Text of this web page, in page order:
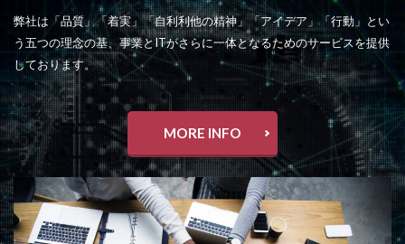
弊社は「品質」「着実」「自利利他の精神」「アイデア」「行動」とい
う五つの理念の基、事業とITがさらに一体となるためのサービスを提供
しております。
MORE INFO